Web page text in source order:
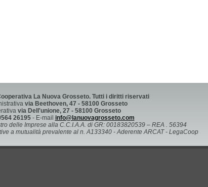
La Nuova Grosseto. Tutti i diritti riservati
via Beethoven, 47 - 58100 Grosseto
via Dell'unione, 27 - 58100 Grosseto
26195- E-mail info@lanuovagrosseto.com
delle Imprese alla C.C.I.A.A. di GR: 00183820539 – REA . 56394
a mutualità prevalente al n. A133340 - Aderente ARCAT - LegaCoop